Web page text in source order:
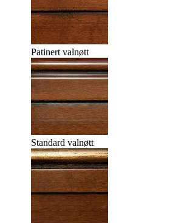
Patinert valnøtt
Standard valnøtt